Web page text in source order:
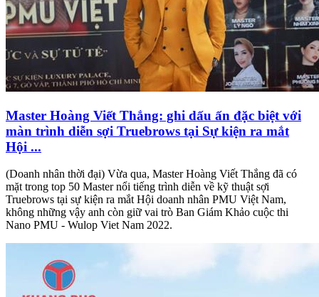
Master Hoàng Viết Thắng: ghi dấu ấn đặc biệt với
màn trình diễn sợi Truebrows tại Sự kiện ra mắt
Hội ...
(Doanh nhân thời đại) Vừa qua, Master Hoàng Viết Thắng đã có
mặt trong top 50 Master nổi tiếng trình diễn về kỹ thuật sợi
Truebrows tại sự kiện ra mắt Hội doanh nhân PMU Việt Nam,
không những vậy anh còn giữ vai trò Ban Giám Khảo cuộc thi
Nano PMU - Wulop Viet Nam 2022.